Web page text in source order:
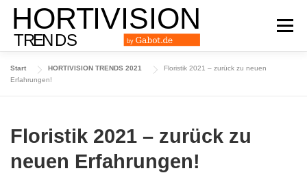
Zum
Inhalt
springen
Menü
DAS TRENDMAGAZIN AUSGABE 2024
AUSGABE 2023 AUSGABE 2022 ARCHIV
Start HORTIVISION TRENDS 2021
Floristik 2021 – zurück zu neuen
Erfahrungen!
Floristik 2021 – zurück zu
neuen Erfahrungen!